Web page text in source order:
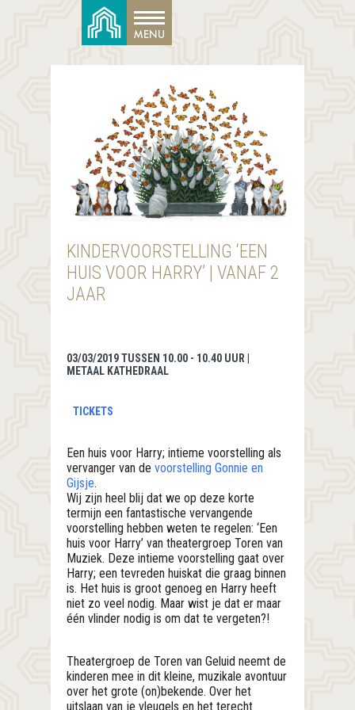
KINDERVOORSTELLING ‘EEN
HUIS VOOR HARRY’ | VANAF 2
JAAR
03/03/2019 TUSSEN 10.00 - 10.40 UUR |
METAAL KATHEDRAAL
TICKETS
Een huis voor Harry; intieme voorstelling als
vervanger van de voorstelling Gonnie en
Gijsje.
Wij zijn heel blij dat we op deze korte
termijn een fantastische vervangende
voorstelling hebben weten te regelen: ‘Een
huis voor Harry’ van theatergroep Toren van
Muziek. Deze intieme voorstelling gaat over
Harry; een tevreden huiskat die graag binnen
is. Het huis is groot genoeg en Harry heeft
niet zo veel nodig. Maar wist je dat er maar
één vlinder nodig is om dat te vergeten?!
Theatergroep de Toren van Geluid neemt de
kinderen mee in dit kleine, muzikale avontuur
over het grote (on)bekende. Over het
uitslaan van je vleugels en het terecht